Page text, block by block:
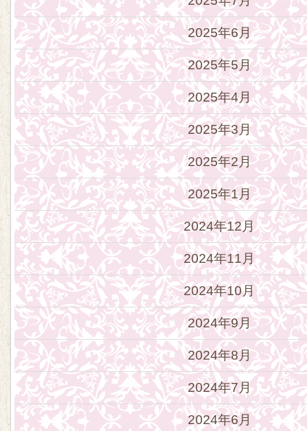
2025年6月
2025年5月
2025年4月
2025年3月
2025年2月
2025年1月
2024年12月
2024年11月
2024年10月
2024年9月
2024年8月
2024年7月
2024年6月